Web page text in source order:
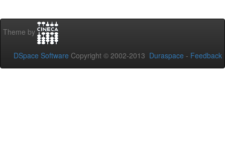
Theme by
DSpace Software Copyright © 2002-2013 Duraspace - Feedback